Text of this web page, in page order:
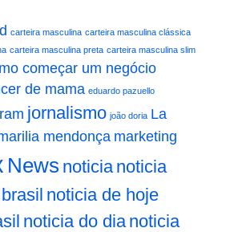
carteira masculina carteira masculina clássica
carteira masculina preta carteira masculina slim
começar um negócio
de mama eduardo pazuello
jornalismo joão doria La
mendonça marketing
News noticia noticia
noticia de hoje
noticia do dia noticia